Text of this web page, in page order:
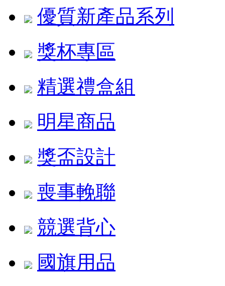
優質新產品系列
獎杯專區
精選禮盒組
明星商品
獎盃設計
喪事輓聯
競選背心
國旗用品